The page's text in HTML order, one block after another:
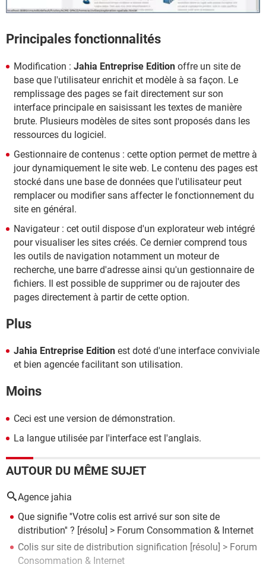
Principales fonctionnalités
Modification : Jahia Entreprise Edition offre un site de
base que l'utilisateur enrichit et modèle à sa façon. Le
remplissage des pages se fait directement sur son
interface principale en saisissant les textes de manière
brute. Plusieurs modèles de sites sont proposés dans les
ressources du logiciel.
Gestionnaire de contenus : cette option permet de mettre à
jour dynamiquement le site web. Le contenu des pages est
stocké dans une base de données que l'utilisateur peut
remplacer ou modifier sans affecter le fonctionnement du
site en général.
Navigateur : cet outil dispose d'un explorateur web intégré
pour visualiser les sites créés. Ce dernier comprend tous
les outils de navigation notamment un moteur de
recherche, une barre d'adresse ainsi qu'un gestionnaire de
fichiers. Il est possible de supprimer ou de rajouter des
pages directement à partir de cette option.
Plus
Jahia Entreprise Edition est doté d'une interface conviviale
et bien agencée facilitant son utilisation.
Moins
Ceci est une version de démonstration.
La langue utilisée par l'interface est l'anglais.
AUTOUR DU MÊME SUJET
Agence jahia
Que signifie ''Votre colis est arrivé sur son site de
distribution'' ? [résolu] > Forum Consommation & Internet
Colis sur site de distribution signification [résolu] > Forum
Consommation & Internet